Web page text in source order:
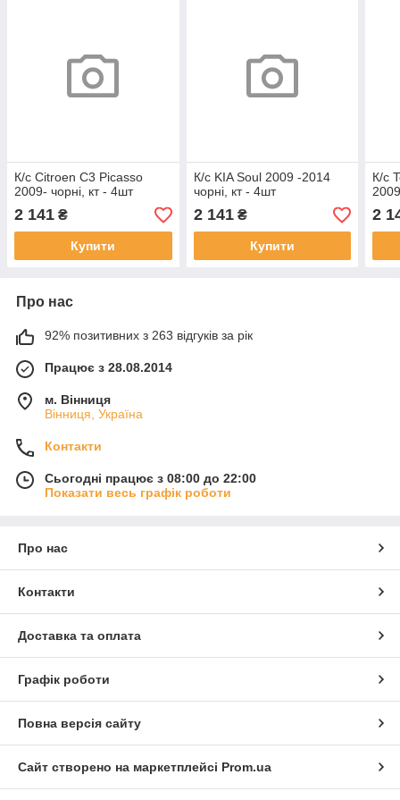
К/с Citroen C3 Picasso
2009- чорні, кт - 4шт
2 141 ₴
Купити
К/с KIA Soul 2009 -2014
чорні, кт - 4шт
2 141₴
Купити
К/с
2
Про нас
92% позитивних з 263 відгуків за рік
Працює з 28.08.2014
м. Вінниця
Вінниця, Україна
Контакти
Сьогодні працює з 08:00 до 22:00
Показати весь графік роботи
Про нас
Контакти
Доставка та оплата
Графік роботи
Повна версія сайту
Сайт створено на маркетплейсі Prom.ua